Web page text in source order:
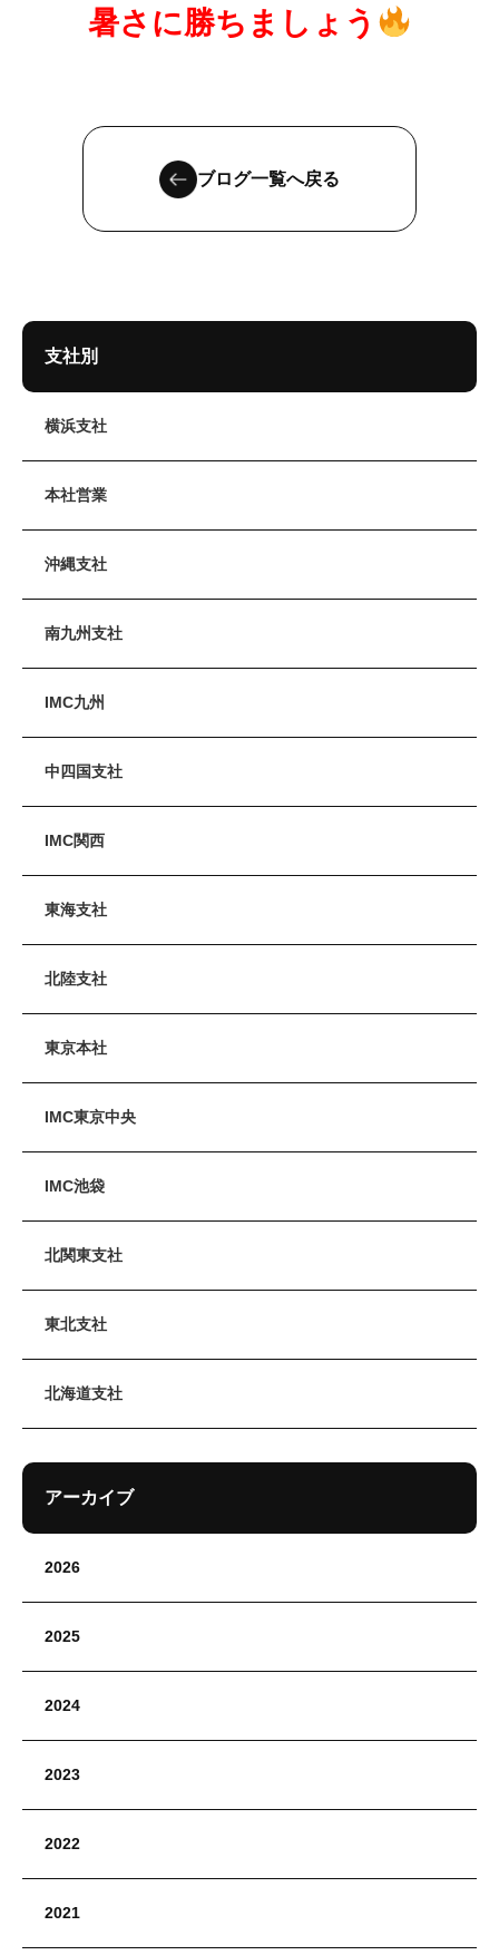
暑さに勝ちましょう
ブログ一覧へ戻る
支社別
横浜支社
本社営業
沖縄支社
南九州支社
IMC九州
中四国支社
IMC関西
東海支社
北陸支社
東京本社
IMC東京中央
IMC池袋
北関東支社
東北支社
北海道支社
アーカイブ
2026
2025
2024
2023
2022
2021